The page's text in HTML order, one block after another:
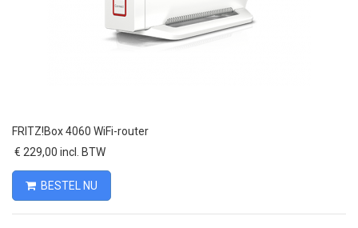
FRITZ!Box 4060 WiFi-router
€ 229,00 incl. BTW
BESTEL NU